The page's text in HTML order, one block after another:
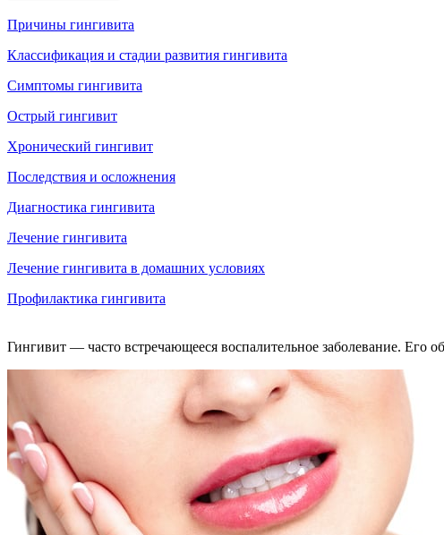
Причины гингивита
Классификация и стадии развития гингивита
Симптомы гингивита
Острый гингивит
Хронический гингивит
Последствия и осложнения
Диагностика гингивита
Лечение гингивита
Лечение гингивита в домашних условиях
Профилактика гингивита
Гингивит — часто встречающееся воспалительное заболевание. Его